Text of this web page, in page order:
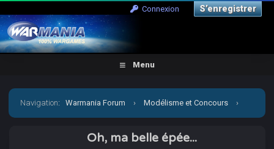
Connexion S’enregistrer
Menu
Navigation:Warmania Forum › Modélisme et Concours ›
› Concours trimestriel 2022 - Concours
Oh, ma belle épée...